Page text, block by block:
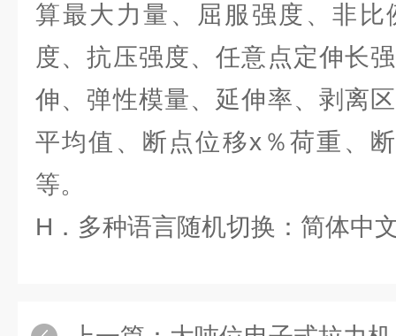
算最大力量、屈服强度、非比
度、抗压强度、任意点定伸长
伸、弹性模量、延伸率、剥离
平均值、断点位移x％荷重、
等。
H．多种语言随机切换：简体中